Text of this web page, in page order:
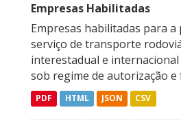
Empresas Habilitadas
Empresas habilitadas para a
serviço de transporte
interestadual e
sob regime de autorização
PDF HTML JSON CSV